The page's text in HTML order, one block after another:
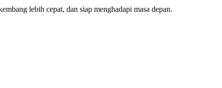
lebih cepat, dan siap menghadapi masa depan.